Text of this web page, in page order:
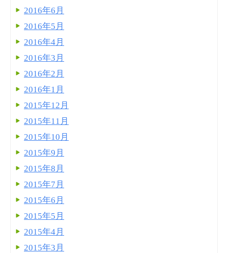
2016年6月
2016年5月
2016年4月
2016年3月
2016年2月
2016年1月
2015年12月
2015年11月
2015年10月
2015年9月
2015年8月
2015年7月
2015年6月
2015年5月
2015年4月
2015年3月